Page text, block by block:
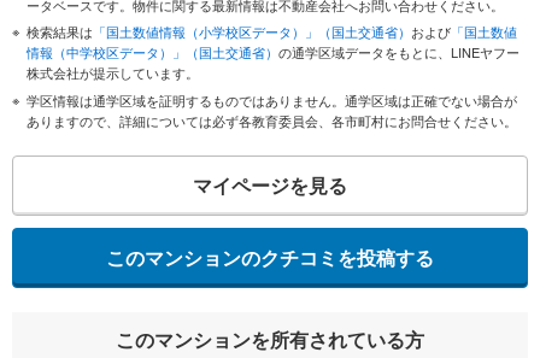
ータベースです。物件に関する最新情報は不動産会社へお問い合わせください。
検索結果は 「国土数値情報（小学校区データ）」（国土交通省） および 「国土数値
情報（中学校区データ）」（国土交通省） の通学区域データをもとに、LINEヤフー
株式会社が提示しています。
学区情報は通学区域を証明するものではありません。通学区域は正確でない場合が
ありますので、詳細については必ず各教育委員会、各市町村にお問合せください。
マイページを見る
このマンションのクチコミを投稿する
このマンションを所有されている方